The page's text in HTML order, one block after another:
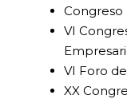
Congreso
VI
VI Foro
XX